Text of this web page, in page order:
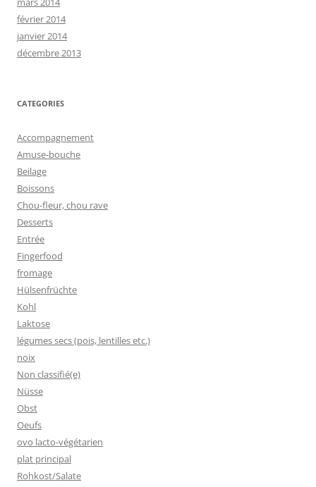
février 2014
janvier 2014
décembre 2013
CATEGORIES
Accompagnement
Amuse-bouche
Beilage
Boissons
Chou-fleur, chou rave
Desserts
Entrée
Fingerfood
fromage
Hülsenfrüchte
Kohl
Laktose
légumes secs (pois, lentilles etc.)
noix
Non classifié(e)
Nüsse
Obst
Oeufs
ovo lacto-végétarien
plat principal
Rohkost/Salate